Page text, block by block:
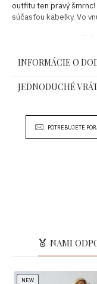
outfitu ten pravý šmrnc!
súčasťou kabelky. Vo
Zloženie: 100%
Krajina pôvodu:
INFORMÁCIE O
JEDNODUCHÉ
POTREBUJETE
NAMI
NEW